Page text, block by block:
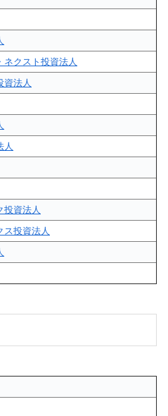
ネクスト投資法人
資法人
人
投資法人
ス投資法人